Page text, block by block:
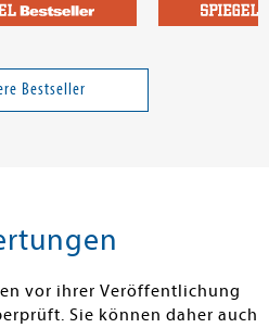
Bestseller
vor ihrer Veröffentlichung
Sie können daher auch